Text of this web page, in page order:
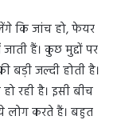
कि जांच हो, फेयर
हैं। कुछ मुद्दों पर
बड़ी जल्दी होती है।
रही है। इसी बीच
लोग करते हैं। बहुत